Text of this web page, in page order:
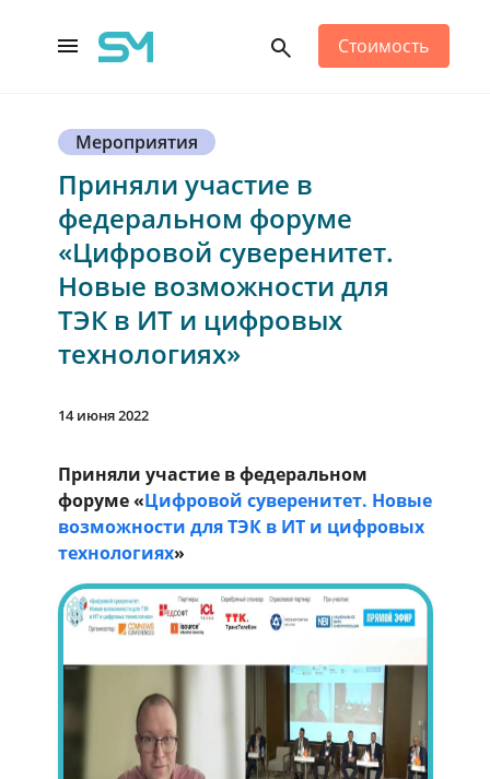
Main Navigation Стоимость
Мероприятия
Приняли участие в
федеральном форуме
«Цифровой суверенитет.
Новые возможности для
ТЭК в ИТ и цифровых
технологиях»
14 июня 2022
Приняли участие в федеральном
форуме «Цифровой суверенитет. Новые
возможности для ТЭК в ИТ и цифровых
технологиях»